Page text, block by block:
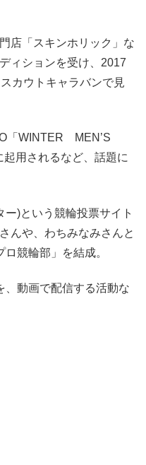
店「スキンホリック」な
ィションを受け、2017
カウトキャラバンで見
「WINTER MEN’S
用されるなど、話題に
)という競輪投票サイト
んや、わちみなみさんと
ロ競輪部」を結成。
、動画で配信する活動な